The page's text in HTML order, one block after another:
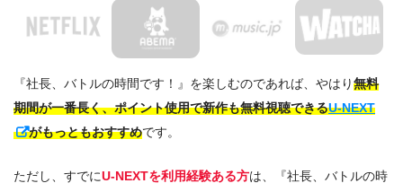
『社長、バトルの時間です！』を楽しむのであれば、やはり無料
期間が一番長く、ポイント使用で新作も無料視聴できるU-NEXT
がもっともおすすめです。
ただし、すでにU-NEXTを利用経験ある方は、『社長、バトルの時